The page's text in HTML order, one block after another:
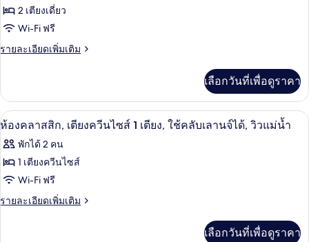
(Top
Floor)
เตียง,
แม่น้ำ
ของ
ห้อง
คลาส
เตียง
เดี่ยว
2
เตียง,
วิว
แม่น้ำ
2 เตียงเดี่ยว
Wi-Fi ฟรี
รายละเอียดเพิ่มเติม
ราย
เกี่ยว
กับ
ห้อง
สิก,
เตียง
เตียง,
วิว
เลือกวันที่เพื่อดูราคา
เปิด
ภาพถ่าย
ทั้งหมด
ของ
ห้อง
มินิบาร์, ตู้นิรภัยในห้องพัก, โต๊ะทำงา
4
ห้องคลาสสิก, เตียงควีนไซส์ 1 เตียง, ใช้คลับเลานจ์ได้, วิวแม่น้ำ
พักได้ 2 คน
1 เตียงควีนไซส์
Wi-Fi ฟรี
รายละเอียดเพิ่มเติม
ราย
เลือกวันที่เพื่อดูราคา